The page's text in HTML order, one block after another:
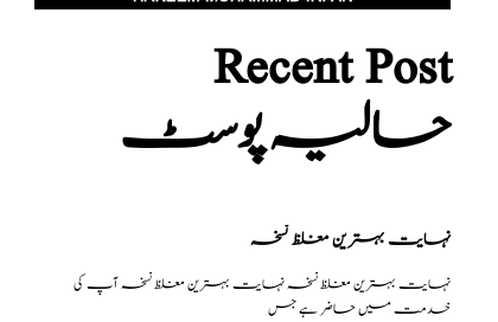
Recent Post
حالیہ پوسٹ
نہایت بہترین مغلظ نسخہ
نہایت بہترین مغلظ نسخہ نہایت بہترین مغلظ نسخہ آپ کی
خدمت میں حاضر ہے جس